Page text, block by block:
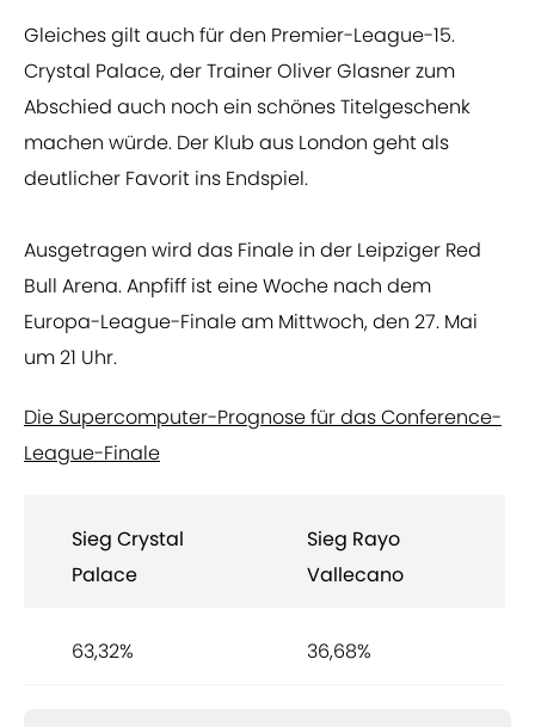
Gleiches gilt auch für den Premier-League-15.
Crystal Palace, der Trainer Oliver Glasner zum
Abschied auch noch ein schönes Titelgeschenk
machen würde. Der Klub aus London geht als
deutlicher Favorit ins Endspiel.
Ausgetragen wird das Finale in der Leipziger Red
Bull Arena. Anpfiff ist eine Woche nach dem
Europa-League-Finale am Mittwoch, den 27. Mai
um 21 Uhr.
Die Supercomputer-Prognose für das Conference-
League-Finale
Sieg Crystal
Palace
Sieg Rayo
Vallecano
63,32% 36,68%